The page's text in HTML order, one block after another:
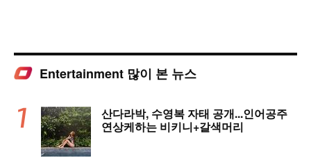
Entertainment 많이 본 뉴스
산다라박, 수영복 자태 공개...인어공주
연상케하는 비키니+갈색머리